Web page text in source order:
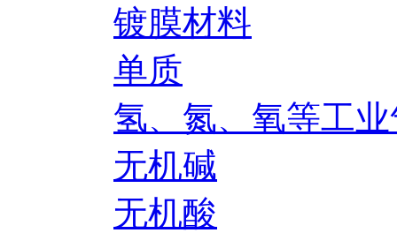
镀膜材料
单质
氢、氮、氧等工
无机碱
无机酸